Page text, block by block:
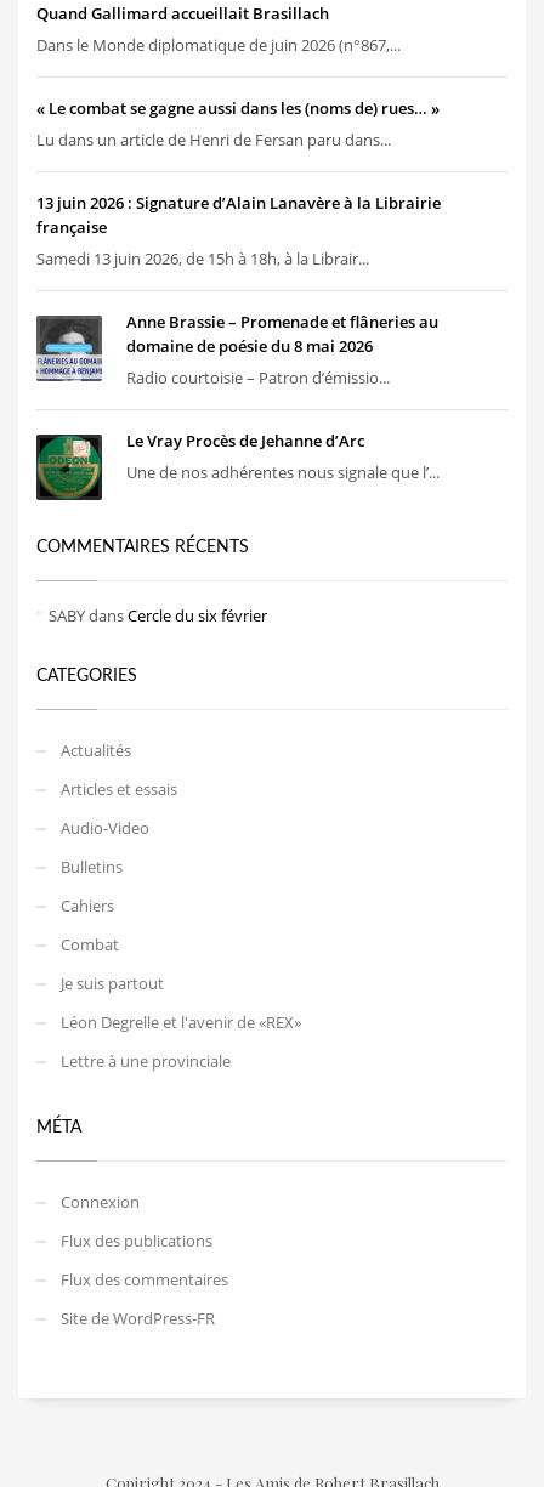
Quand Gallimard accueillait Brasillach
Dans le Monde diplomatique de juin 2026 (n°867,...
« Le combat se gagne aussi dans les (noms de) rues… »
Lu dans un article de Henri de Fersan paru dans...
13 juin 2026 : Signature d’Alain Lanavère à la Librairie
française
Samedi 13 juin 2026, de 15h à 18h, à la Librair...
Anne Brassie – Promenade et flâneries au
domaine de poésie du 8 mai 2026
Radio courtoisie – Patron d’émissio...
Le Vray Procès de Jehanne d’Arc
Une de nos adhérentes nous signale que l’...
COMMENTAIRES RÉCENTS
SABYdansCercle du six février
CATEGORIES
Actualités
Articles et essais
Audio-Video
Bulletins
Cahiers
Combat
Je suis partout
Léon Degrelle et l'avenir de «REX»
Lettre à une provinciale
MÉTA
Connexion
Flux des publications
Flux des commentaires
Site de WordPress-FR
Copiright 2024 - Les Amis de Robert Brasillach